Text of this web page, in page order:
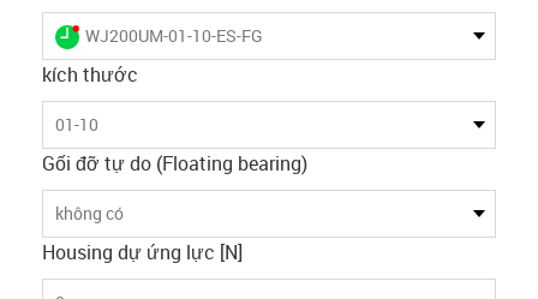
igus-icon-lieferzeit-dot
WJ200UM-01-10-ES-FG
kích thước
01-10
Gối đỡ tự do (Floating bearing)
không có
Housing dự ứng lực [N]